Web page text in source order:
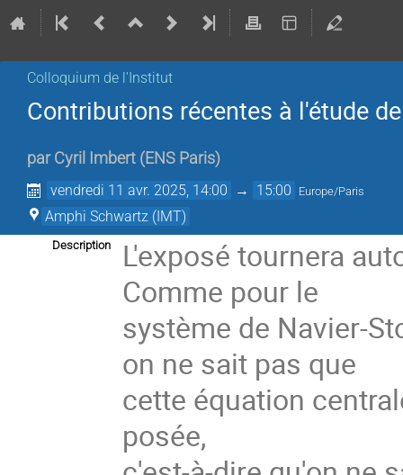
Colloquium de l'Institut
Contributions récentes à l'étude
par Cyril Imbert (ENS Paris)
vendredi 11 avr. 2025, 14:00 → 15:00 Europe/Paris
Amphi Schwartz (IMT)
Description
L'exposé tournera
Comme pour le
système de Navier-
on ne sait pas que
cette équation
posée,